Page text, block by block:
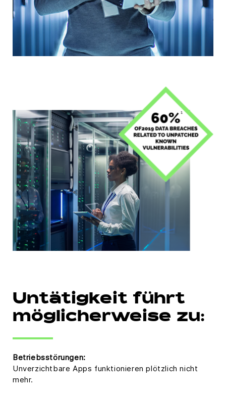
Untätigkeit führt
möglicherweise zu:
Betriebsstörungen:
Unverzichtbare Apps funktionieren plötzlich nicht
mehr.